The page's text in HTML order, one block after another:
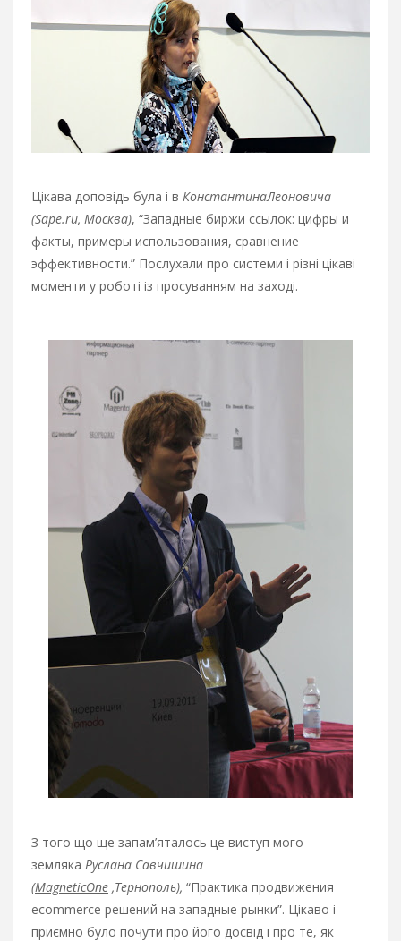
Цікава доповідь була і в КонстантинаЛеоновича
(Sape.ru, Москва), “Западные биржи ссылок: цифры и
факты, примеры использования, сравнение
эффективности.” Послухали про системи і різні цікаві
моменти у роботі із просуванням на заході.
З того що ще запам’яталось це виступ мого
земляка Руслана Савчишина
(MagneticOne ,Тернополь), “Практика продвижения
ecommerce решений на западные рынки”. Цікаво і
приємно було почути про його досвід і про те, як